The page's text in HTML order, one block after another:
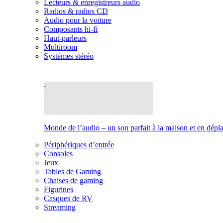
Lecteurs & enregistreurs audio
Radios & radios CD
Audio pour la voiture
Composants hi-fi
Haut-parleurs
Multiroom
Systèmes stéréo
Monde de l’audio – un son parfait à la maison et en
Périphériques d’entrée
Consoles
Jeux
Tables de Gaming
Chaises de gaming
Figurines
Casques de RV
Streaming